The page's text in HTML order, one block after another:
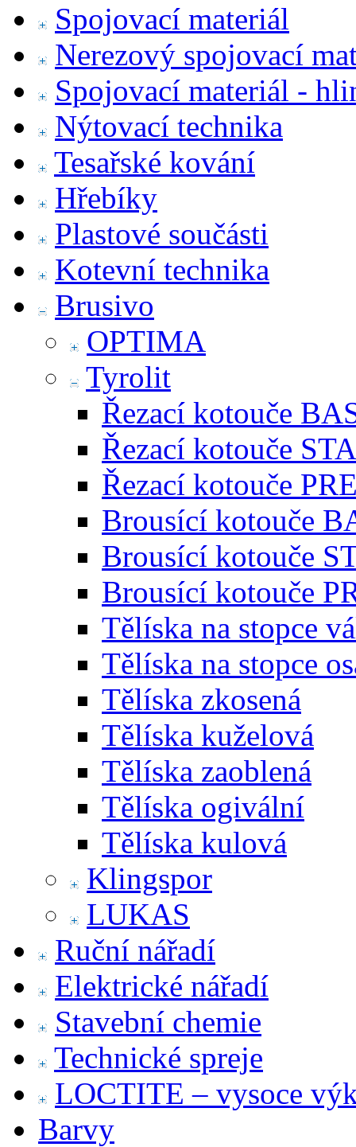
Spojovací materiál
Nerezový spojovací
Spojovací materiál -
Nýtovací technika
Tesařské kování
Hřebíky
Plastové součásti
Kotevní technika
Brusivo
OPTIMA
Tyrolit
Řezací kotouče
Řezací kotouče
Řezací kotouče
Brousící kotouče
Brousící kotouče
Brousící kotouče
Tělíska na stopce
Tělíska na stopce
Tělíska zkosená
Tělíska kuželová
Tělíska zaoblená
Tělíska ogivální
Tělíska kulová
Klingspor
LUKAS
Ruční nářadí
Elektrické nářadí
Stavební chemie
Technické spreje
LOCTITE – vysoce
Barvy